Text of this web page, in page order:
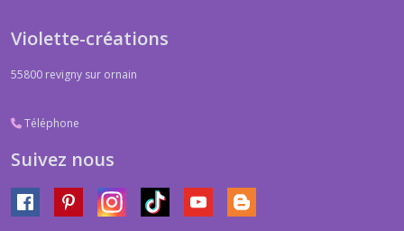
Violette-créations
55800 revigny sur ornain
Téléphone
Suivez nous